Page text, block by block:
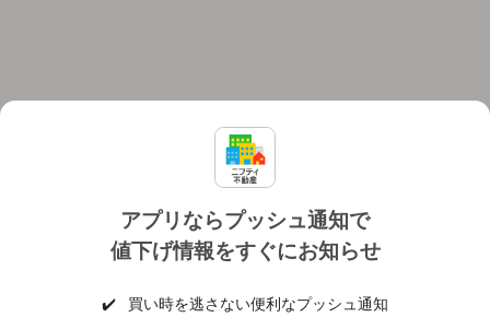
アプリならプッシュ通知で
値下げ情報をすぐにお知らせ
✔️
買い時を逃さない便利なプッシュ通知
個人情報保護ポリシー 利用規約
ヘルプ・お問い合わせ 採用情報